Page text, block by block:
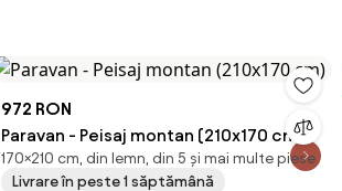
972 RON
Paravan - Peisaj montan (210x170 cm)
170×210 cm, din lemn, din 5 și mai multe piese
Livrare în peste 1 săptămână